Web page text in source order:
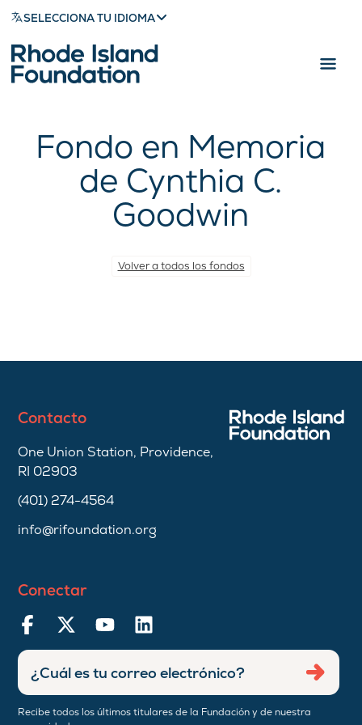
SELECCIONA TU IDIOMA
Fondo en Memoria
de Cynthia C.
Goodwin
Volver a todos los fondos
Contacto
One Union Station, Providence,
RI 02903
(401) 274-4564
info@rifoundation.org
Conectar
Recibe todos los últimos titulares de la Fundación y de nuestra
Ingresar
dirección
de
correo
Enviar